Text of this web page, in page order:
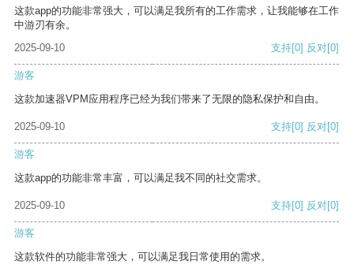
这款app的功能非常强大，可以满足我所有的工作需求，让我能够在工作
中游刃有余。
2025-09-10
支持[0] 反对[0]
游客
这款加速器VPM应用程序已经为我们带来了无限的隐私保护和自由。
2025-09-10 支持[0] 反对[0]
游客
这款app的功能非常丰富，可以满足我不同的社交需求。
2025-09-10 支持[0] 反对[0]
游客
这款软件的功能非常强大，可以满足我日常使用的需求。